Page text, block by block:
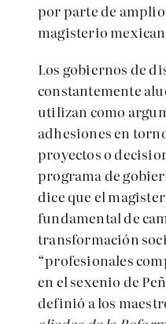
por parte de
magisterio
Los gobiernos de
constantemente
utilizan como
adhesiones en
proyectos o
programa de
dice que el
fundamental de
transformación
“profesionales
en el sexenio de
definió a los